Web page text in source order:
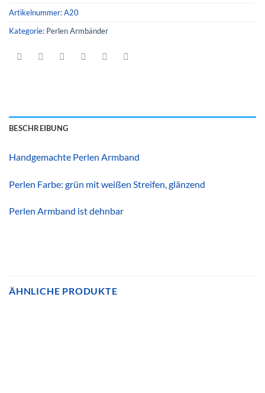
Artikelnummer:A20
Kategorie: Perlen Armbänder
BESCHREIBUNG
Handgemachte Perlen Armband
Perlen Farbe: grün mit weißen Streifen, glänzend
Perlen Armband ist dehnbar
ÄHNLICHE PRODUKTE